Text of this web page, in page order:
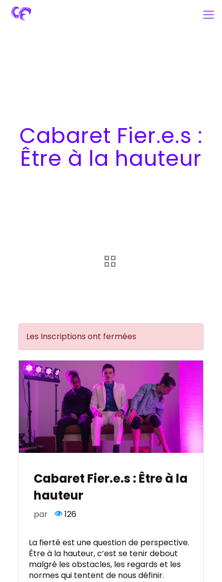
Cabaret Fier.e.s :
Être à la hauteur
Les Inscriptions ont fermées
Cabaret Fier.e.s : Être à la
hauteur
par 126
La fierté est une question de perspective.
Être à la hauteur, c’est se tenir debout
malgré les obstacles, les regards et les
normes qui tentent de nous définir.